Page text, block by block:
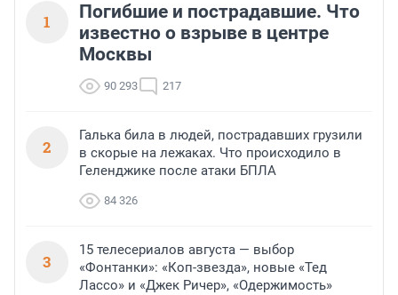
1
Погибшие и пострадавшие. Что
известно о взрыве в центре
Москвы
90 293 217
2
Галька била в людей, пострадавших грузили
в скорые на лежаках. Что происходило в
Геленджике после атаки БПЛА
84 326
3
15 телесериалов августа — выбор
«Фонтанки»: «Коп-звезда», новые «Тед
Лассо» и «Джек Ричер», «Одержимость»